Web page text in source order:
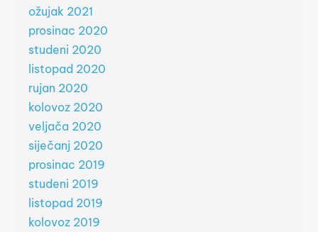
ožujak 2021
prosinac 2020
studeni 2020
listopad 2020
rujan 2020
kolovoz 2020
veljača 2020
siječanj 2020
prosinac 2019
studeni 2019
listopad 2019
kolovoz 2019